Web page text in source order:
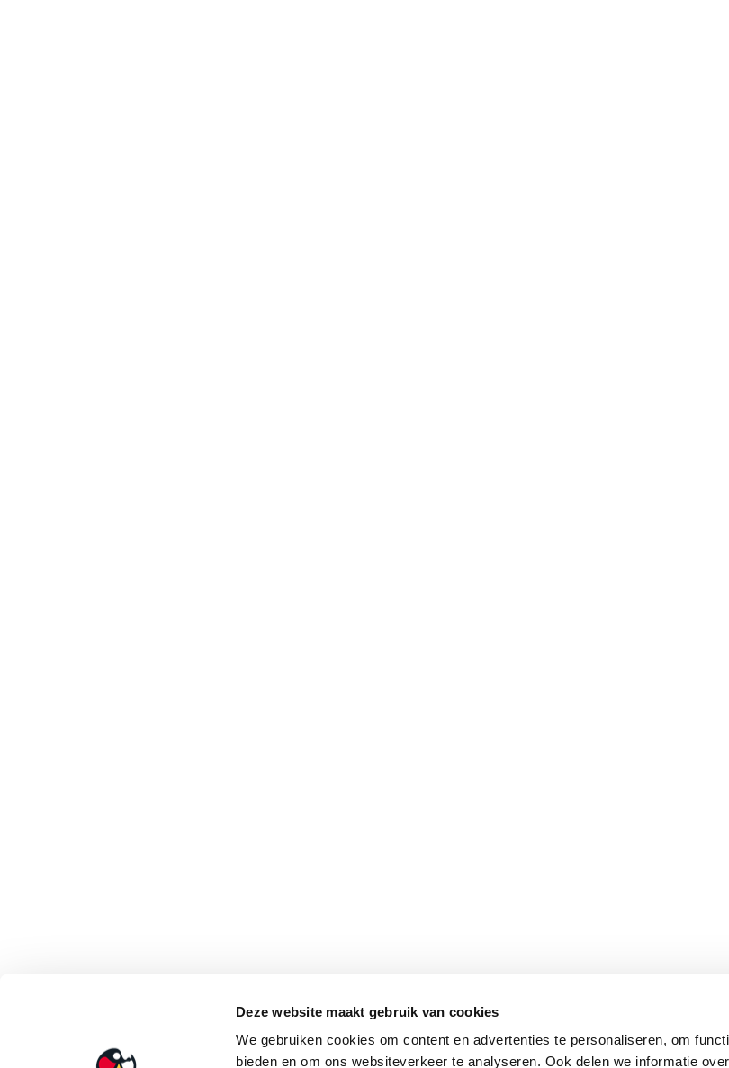
Deze website maakt gebruik van cookies
We gebruiken cookies om content en advertenties te personaliseren, om
bieden en om ons websiteverkeer te analyseren. Ook delen we informatie